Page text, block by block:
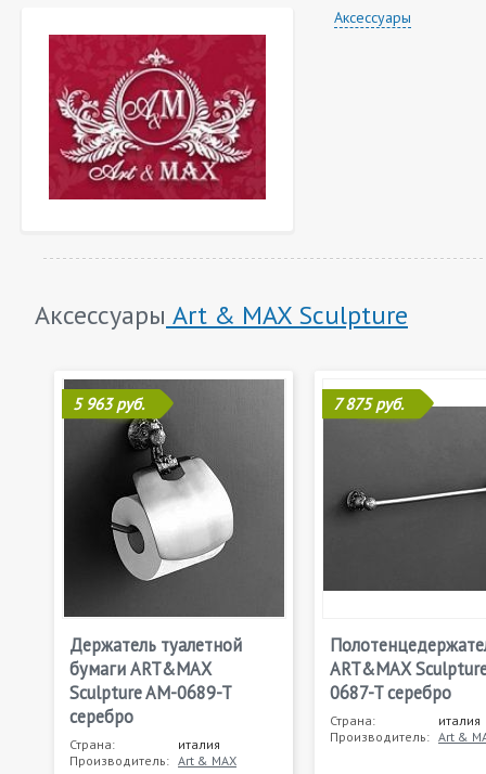
Аксессуары
Аксессуары Art & MAX Sculpture
5 963 руб.
Держатель туалетной
бумаги ART&MAX
Sculpture AM-0689-T
серебро
Страна:
италия
Производитель: Art & MAX
7 875 руб.
ART&MAX
0687-T серебро
Страна:
италия
Производитель: Art &